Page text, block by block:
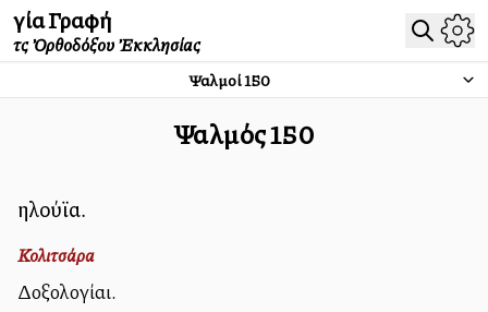
Ἁγία Γραφή
τῆς Ὀρθοδόξου Ἐκκλησίας
Ψαλμοί150
Ψαλμός150
Ἀλληλούϊα.
Κολιτσάρα
Δοξολογίαι.